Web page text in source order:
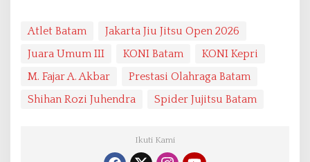
Atlet Batam
Jakarta Jiu Jitsu Open 2026
Juara Umum III
KONI Batam
KONI Kepri
M. Fajar A. Akbar
Prestasi Olahraga Batam
Shihan Rozi Juhendra
Spider Jujitsu Batam
Ikuti Kami